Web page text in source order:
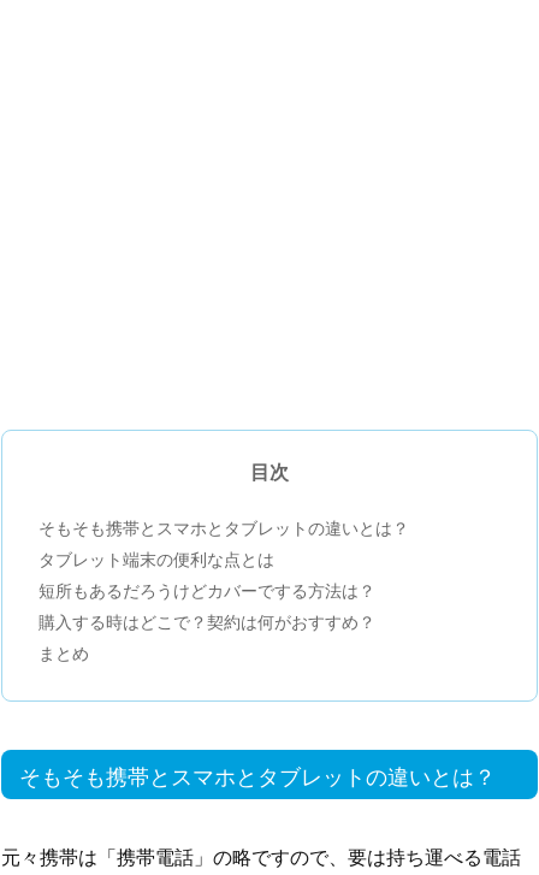
目次
そもそも携帯とスマホとタブレットの違いとは？
タブレット端末の便利な点とは
短所もあるだろうけどカバーでする方法は？
購入する時はどこで？契約は何がおすすめ？
まとめ
そもそも携帯とスマホとタブレットの違いとは？
元々携帯は「携帯電話」の略ですので、要は持ち運べる電話